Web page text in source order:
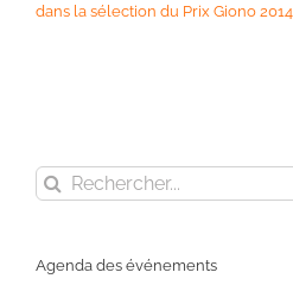
dans la sélection du Prix Giono 2014
Rechercher:
Agenda des événements